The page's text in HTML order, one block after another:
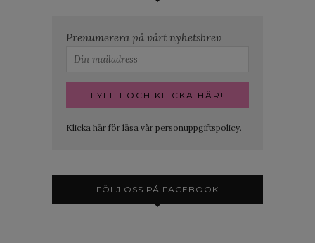
Prenumerera på vårt nyhetsbrev
Klicka här för läsa vår personuppgiftspolicy.
FÖLJ OSS PÅ FACEBOOK